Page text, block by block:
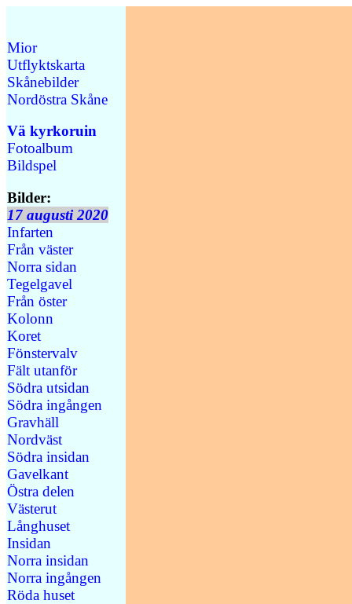
Mior
Utflyktskarta
Skånebilder
Nordöstra Skåne
Vä kyrkoruin
Fotoalbum
Bildspel
Bilder:
17 augusti 2020
Infarten
Från väster
Norra sidan
Tegelgavel
Från öster
Kolonn
Koret
Fönstervalv
Fält utanför
Södra utsidan
Södra ingången
Gravhäll
Nordväst
Södra insidan
Gavelkant
Östra delen
Västerut
Långhuset
Insidan
Norra insidan
Norra ingången
Röda huset